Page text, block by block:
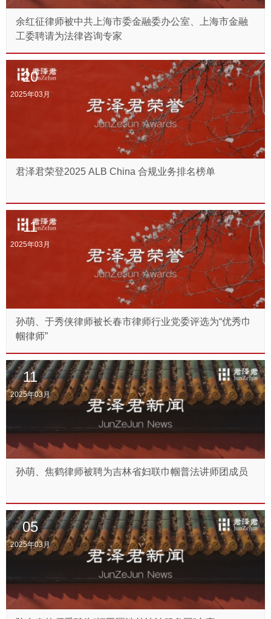
余红征律师被中共上海市委金融委办公室、上海市金融
工委聘请为法律咨询专家
20
2025年03月
君泽君荣登2025 ALB China 合规业务排名榜单
11
2025年03月
孙萌、于秀侠律师被长春市律师行业党委评选为“优秀巾
帼律师”
11
2025年03月
孙萌、焦鹤律师被聘为吉林省妇联巾帼普法讲师团成员
05
2025年03月